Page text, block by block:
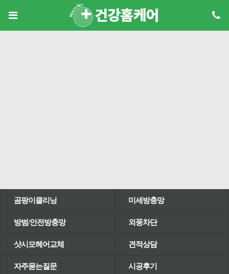
곰팡이클리닝 미세방충망
방범/안전방충망 외풍차단
샷시모헤어교체 견적상담
자주묻는질문 시공후기